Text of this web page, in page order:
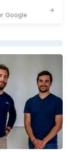
Google